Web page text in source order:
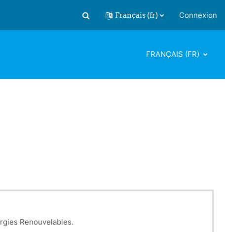
Activer/désactiver la saisie de
Français ‎(fr)‎ Connexion
FRANÇAIS ‎(FR)‎
Renouvelables.